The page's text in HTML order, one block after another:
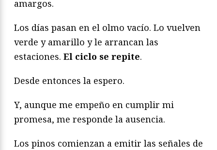
amargos.
Los días pasan en el olmo vacío. Lo vuelven
verde y amarillo y le arrancan las
estaciones. El ciclo se repite.
Desde entonces la espero.
Y, aunque me empeño en cumplir mi
promesa, me responde la ausencia.
Los pinos comienzan a emitir las señales de